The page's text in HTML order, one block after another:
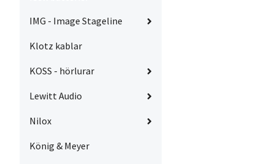
IMG - Image Stageline
Klotz kablar
KOSS - hörlurar
Lewitt Audio
Nilox
König & Meyer